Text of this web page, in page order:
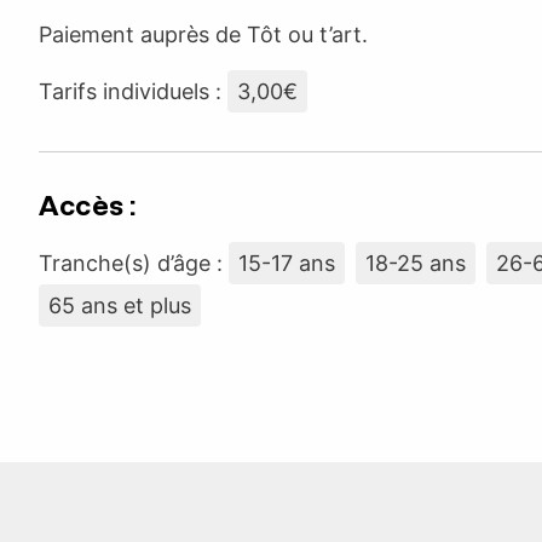
Paiement auprès de Tôt ou t’art.
Tarifs individuels : 3,00€
Accès :
Tranche(s) d’âge : 15-17 ans 18-25 ans
26-
65 ans et plus